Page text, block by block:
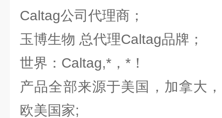
Caltag公司代理商；
玉博生物 总代理Caltag品牌；
世界：Caltag,*，*！
产品全部来源于美国，加拿大
欧美国家;